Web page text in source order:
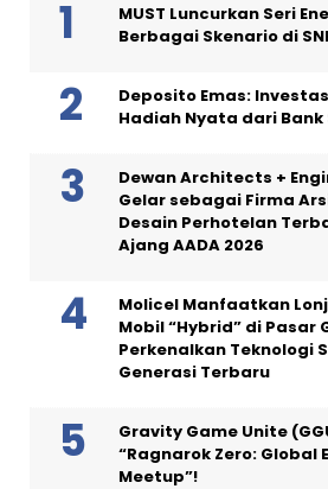
MUST Luncurkan Seri
Berbagai Skenario di
Deposito Emas:
Hadiah Nyata dari
Dewan Architects +
Gelar sebagai Firma
Desain Perhotelan
Ajang AADA 2026
Molicel Manfaatkan
Mobil “Hybrid” di Pasar
Perkenalkan Teknologi
Generasi Terbaru
Gravity Game Unite
“Ragnarok Zero: Global
Meetup”!